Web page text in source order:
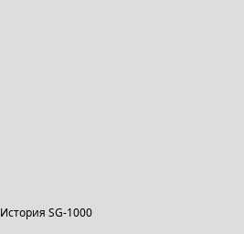
История SG-1000